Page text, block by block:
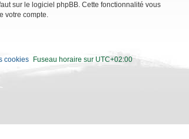
sur le logiciel phpBB. Cette fonctionnalité vous
votre compte.
Fuseau horaire sur UTC+02:00
cookies